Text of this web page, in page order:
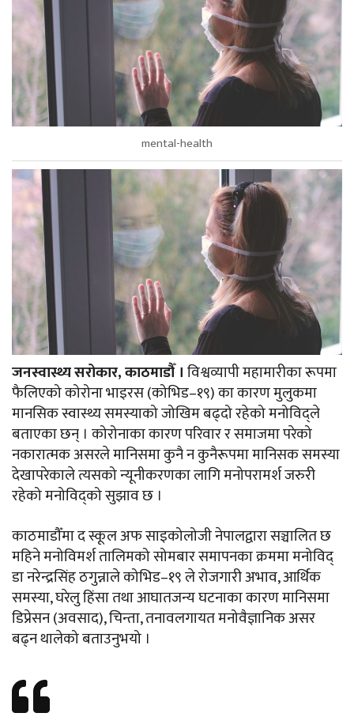
mental-health
जनस्वास्थ्य सरोकार, काठमाडौँ ।विश्वव्यापी महामारीका रूपमा
फैलिएको कोरोना भाइरस (कोभिड–१९) का कारण मुलुकमा
मानसिक स्वास्थ्य समस्याको जोखिम बढ्दो रहेको मनोविद्ले
बताएका छन् । कोरोनाका कारण परिवार र समाजमा परेको
नकारात्मक असरले मानिसमा कुनै न कुनैरूपमा मानिसक समस्या
देखापरेकाले त्यसको न्यूनीकरणका लागि मनोपरामर्श जरुरी
रहेको मनोविद्को सुझाव छ ।
काठमाडौँमा द स्कूल अफ साइकोलोजी नेपालद्वारा सञ्चालित छ
महिने मनोविमर्श तालिमको सोमबार समापनका क्रममा मनोविद्
डा नरेन्द्रसिंह ठगुन्नाले कोभिड–१९ ले रोजगारी अभाव, आर्थिक
समस्या, घरेलु हिंसा तथा आघातजन्य घटनाका कारण मानिसमा
डिप्रेसन (अवसाद), चिन्ता, तनावलगायत मनोवैज्ञानिक असर
बढ्न थालेको बताउनुभयो ।